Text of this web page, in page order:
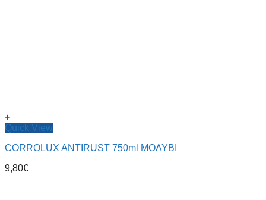
+
Quick View
CORROLUX ANTIRUST 750ml ΜΟΛΥΒΙ
9,80€